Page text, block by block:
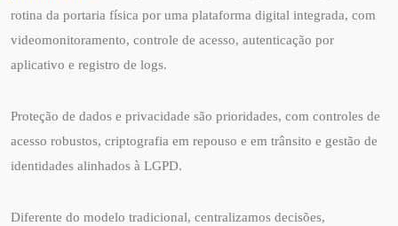
rotina da portaria física por uma plataforma digital integrada, com
videomonitoramento, controle de acesso, autenticação por
aplicativo e registro de logs.
Proteção de dados e privacidade são prioridades, com controles de
acesso robustos, criptografia em repouso e em trânsito e gestão de
identidades alinhados à LGPD.
Diferente do modelo tradicional, centralizamos decisões,